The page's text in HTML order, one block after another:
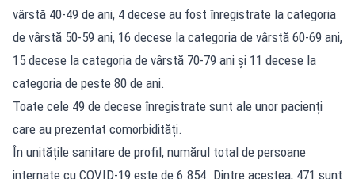
vârstă 40-49 de ani, 4 decese au fost înregistrate la categoria
de vârstă 50-59 ani, 16 decese la categoria de vârstă 60-69 ani,
15 decese la categoria de vârstă 70-79 ani și 11 decese la
categoria de peste 80 de ani.
Toate cele 49 de decese înregistrate sunt ale unor pacienți
care au prezentat comorbidități.
În unitățile sanitare de profil, numărul total de persoane
internate cu COVID-19 este de 6.854. Dintre acestea, 471 sunt